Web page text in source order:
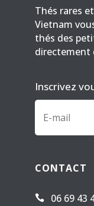
Thés rares
Vietnam
thés des
directement
Inscrivez
CONTACT
 06 69 43